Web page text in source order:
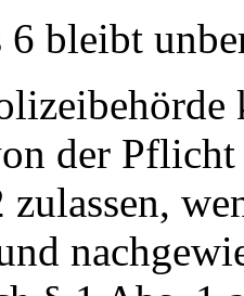
6 bleibt
der
zulassen,